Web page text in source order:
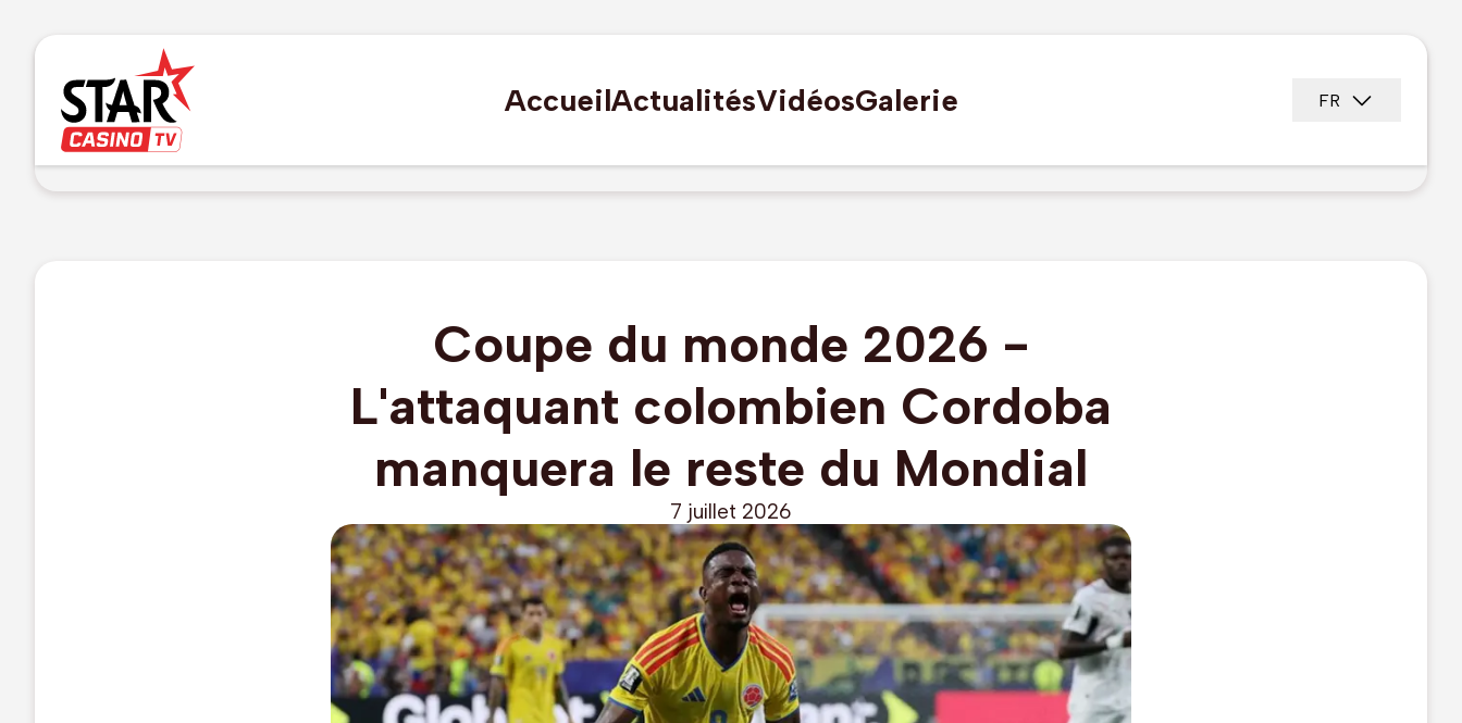
AccueilActualitésVidéosGalerie FR
Coupe du monde 2026 -
L'attaquant colombien Cordoba
manquera le reste du Mondial
7 juillet 2026